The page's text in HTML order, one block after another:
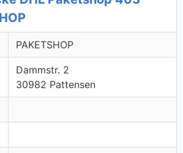
PAKETSHOP
Dammstr. 2
30982 Pattensen